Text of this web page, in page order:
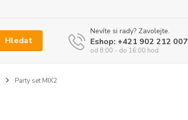
Hledat
Nevíte si rady? Zavolejte.
Eshop: +421 902 212 007
od 8:00 - do 16:00 hod
Party set MIX2